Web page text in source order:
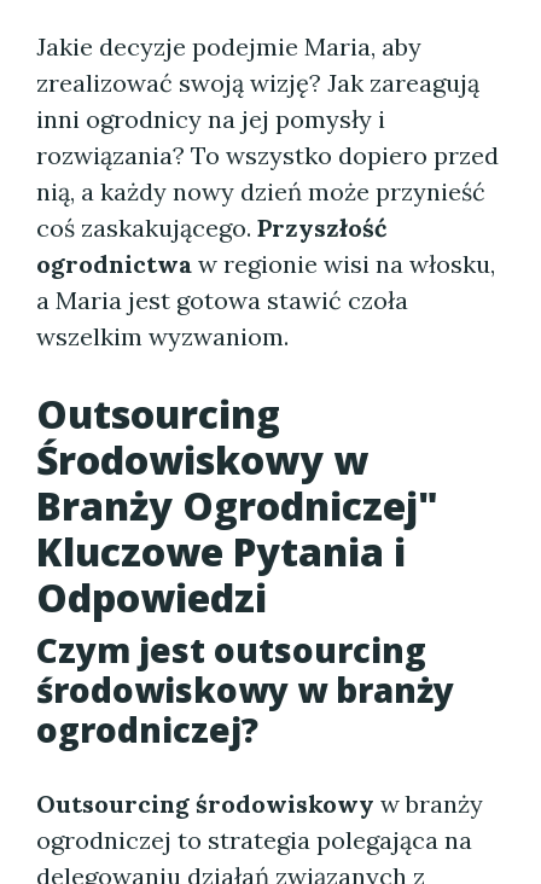
Jakie decyzje podejmie Maria, aby
zrealizować swoją wizję? Jak zareagują
inni ogrodnicy na jej pomysły i
rozwiązania? To wszystko dopiero przed
nią, a każdy nowy dzień może przynieść
coś zaskakującego. Przyszłość
ogrodnictwa w regionie wisi na włosku,
a Maria jest gotowa stawić czoła
wszelkim wyzwaniom.
Outsourcing
Środowiskowy w
Branży Ogrodniczej"
Kluczowe Pytania i
Odpowiedzi
Czym jest outsourcing
środowiskowy w branży
ogrodniczej?
Outsourcing środowiskowy w branży
ogrodniczej to strategia polegająca na
delegowaniu działań związanych z